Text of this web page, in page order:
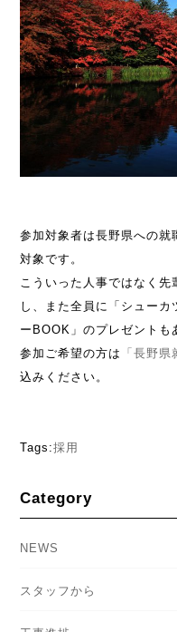
参加対象者は長野県への就
対象です。
こういった人事ではなく
し、また全員に「シューカ
ーBOOK」のプレゼントも
参加ご希望の方は 「長野
込みください。
Tags:採用
Category
NEWS
スタッフから